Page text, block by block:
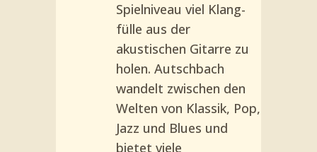
Spielniveau viel Klang­
fülle aus der
akustischen Gitarre zu
holen. Autschbach
wandelt zwischen den
Welten von Klassik, Pop,
Jazz und Blues und
bietet viele